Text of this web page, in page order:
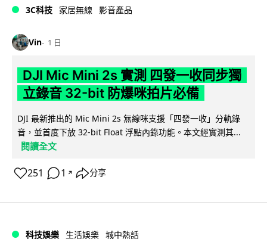
3C科技 家居無線 影音產品
Vin 1 日
DJI Mic Mini 2s 實測 四發一收同步獨
立錄音 32-bit 防爆咪拍片必備
DJI 最新推出的 Mic Mini 2s 無線咪支援「四發一收」分軌錄
音，並首度下放 32-bit Float 浮點內錄功能。本文經實測其...
閱讀全文
251 1 ↗ 分享
科技娛樂 生活娛樂 城中熱話